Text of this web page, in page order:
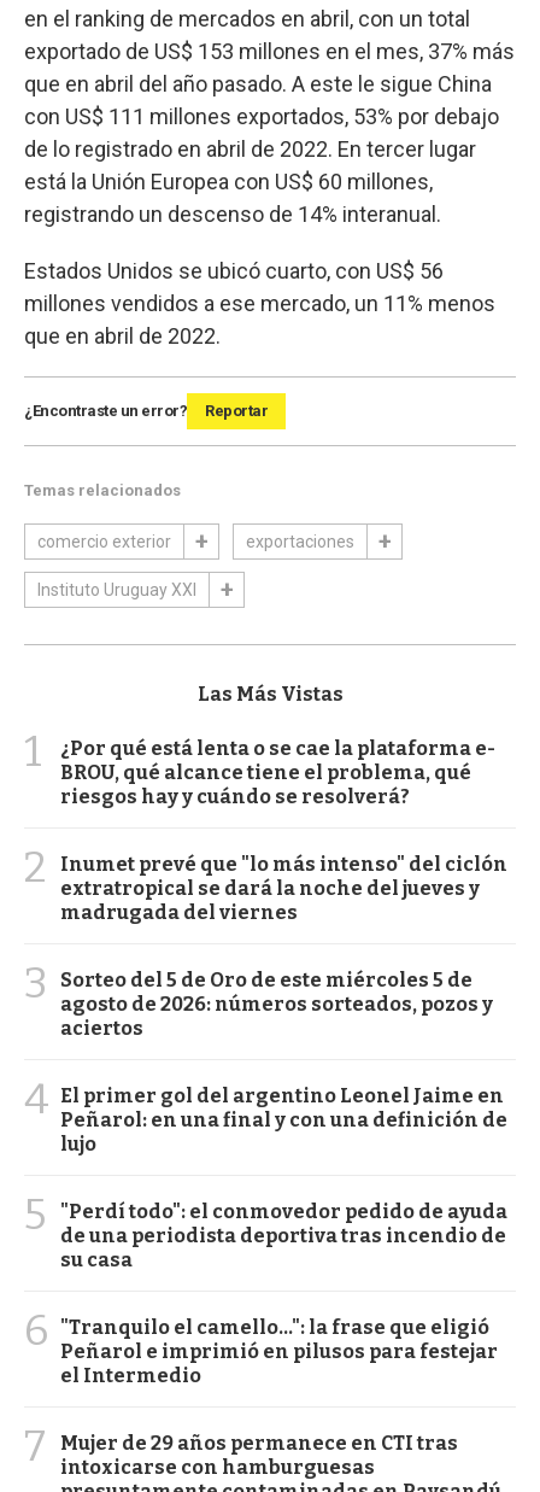
en el ranking de mercados en abril, con un total
exportado de US$ 153 millones en el mes, 37% más
que en abril del año pasado. A este le sigue China
con US$ 111 millones exportados, 53% por debajo
de lo registrado en abril de 2022. En tercer lugar
está la Unión Europea con US$ 60 millones,
registrando un descenso de 14% interanual.
Estados Unidos se ubicó cuarto, con US$ 56
millones vendidos a ese mercado, un 11% menos
que en abril de 2022.
¿Encontraste un error? Reportar
Temas relacionados
comercio exterior exportaciones
Instituto Uruguay XXI
Las Más Vistas
1
¿Por qué está lenta o se cae la plataforma e-
BROU, qué alcance tiene el problema, qué
riesgos hay y cuándo se resolverá?
2
Inumet prevé que "lo más intenso" del ciclón
extratropical se dará la noche del jueves y
madrugada del viernes
3
Sorteo del 5 de Oro de este miércoles 5 de
agosto de 2026: números sorteados, pozos y
aciertos
4 El primer gol del argentino Leonel Jaime en
Peñarol: en una final y con una definición de
lujo
5
"Perdí todo": el conmovedor pedido de ayuda
de una periodista deportiva tras incendio de
su casa
6
"Tranquilo el camello...": la frase que eligió
Peñarol e imprimió en pilusos para festejar
el Intermedio
7
Mujer de 29 años permanece en CTI tras
intoxicarse con hamburguesas